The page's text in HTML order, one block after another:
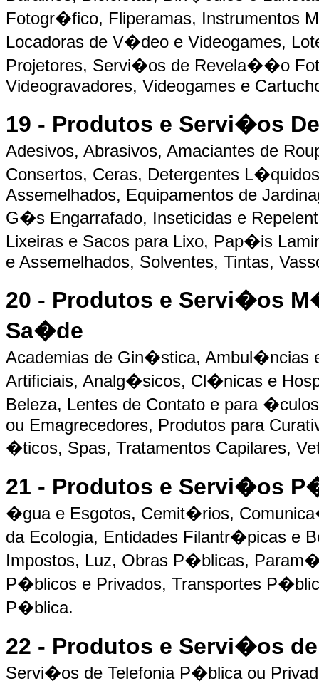
Fotogr�fico, Fliperamas, Instrumentos
Locadoras de V�deo e Videogames,
Projetores, Servi�os de Revela��o
Videogravadores, Videogames e
19 - Produtos e Servi�os
Adesivos, Abrasivos, Amaciantes de
Consertos, Ceras, Detergentes
Assemelhados, Equipamentos de
G�s Engarrafado, Inseticidas e
Lixeiras e Sacos para Lixo, Pap�is
e Assemelhados, Solventes, Tintas,
20 - Produtos e Servi�os
Sa�de
Academias de Gin�stica,
Artificiais, Analg�sicos, Cl�nicas e
Beleza, Lentes de Contato e para
ou Emagrecedores, Produtos para
�ticos, Spas, Tratamentos Capilares,
21 - Produtos e Servi�os
�gua e Esgotos, Cemit�rios,
da Ecologia, Entidades Filantr�picas e
Impostos, Luz, Obras P�blicas,
P�blicos e Privados, Transportes
P�blica.
22 - Produtos e Servi�os
Servi�os de Telefonia P�blica ou